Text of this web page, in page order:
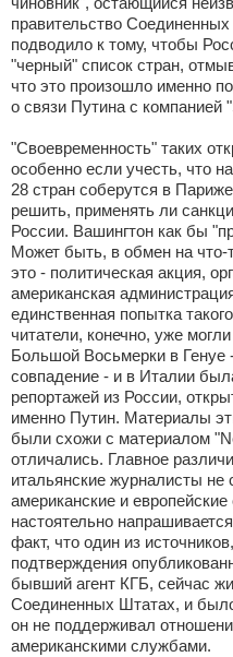
правительство
подводило к тому, чтобы
"черный" список стран,
что это произошло именно
о связи Путина с компанией
"Своевременность" таких
особенно если учесть, что
28 стран соберутся в
решить, применять ли
России. Вашингтон как бы
Может быть, в обмен на
это - политическая акция,
американская
единственная попытка
читатели, конечно, уже
Большой Восьмерки в Генуе
совпадение - и в Италии
репортажей из России,
именно Путин. Материалы
были схожи с материалом
отличались. Главное
итальянские журналисты
американские и
настоятельно
факт, что один из
подтверждения
бывший агент КГБ, сейчас
Соединенных Штатах, и
он не поддерживал
американскими службами.